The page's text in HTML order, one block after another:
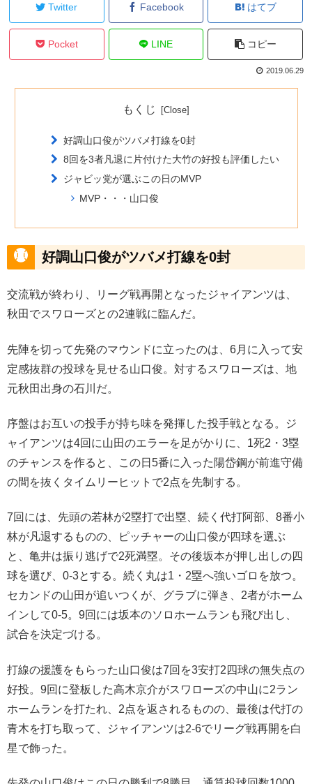
Twitter Facebook はてブ
Pocket LINE コピー
2019.06.29
もくじ
好調山口俊がツバメ打線を0封
8回を3者凡退に片付けた大竹の好投も評価したい
ジャビッ党が選ぶこの日のMVP
MVP・・・山口俊
好調山口俊がツバメ打線を0封
交流戦が終わり、リーグ戦再開となったジャイアンツは、
秋田でスワローズとの2連戦に臨んだ。
先陣を切って先発のマウンドに立ったのは、6月に入って安
定感抜群の投球を見せる山口俊。対するスワローズは、地
元秋田出身の石川だ。
序盤はお互いの投手が持ち味を発揮した投手戦となる。ジ
ャイアンツは4回に山田のエラーを足がかりに、1死2・3塁
のチャンスを作ると、この日5番に入った陽岱鋼が前進守備
の間を抜くタイムリーヒットで2点を先制する。
7回には、先頭の若林が2塁打で出塁、続く代打阿部、8番小
林が凡退するものの、ピッチャーの山口俊が四球を選ぶ
と、亀井は振り逃げで2死満塁。その後坂本が押し出しの四
球を選び、0-3とする。続く丸は1・2塁へ強いゴロを放つ。
セカンドの山田が追いつくが、グラブに弾き、2者がホーム
インして0-5。9回には坂本のソロホームランも飛び出し、
試合を決定づける。
打線の援護をもらった山口俊は7回を3安打2四球の無失点の
好投。9回に登板した高木京介がスワローズの中山に2ラン
ホームランを打たれ、2点を返されるものの、最後は代打の
青木を打ち取って、ジャイアンツは2-6でリーグ戦再開を白
星で飾った。